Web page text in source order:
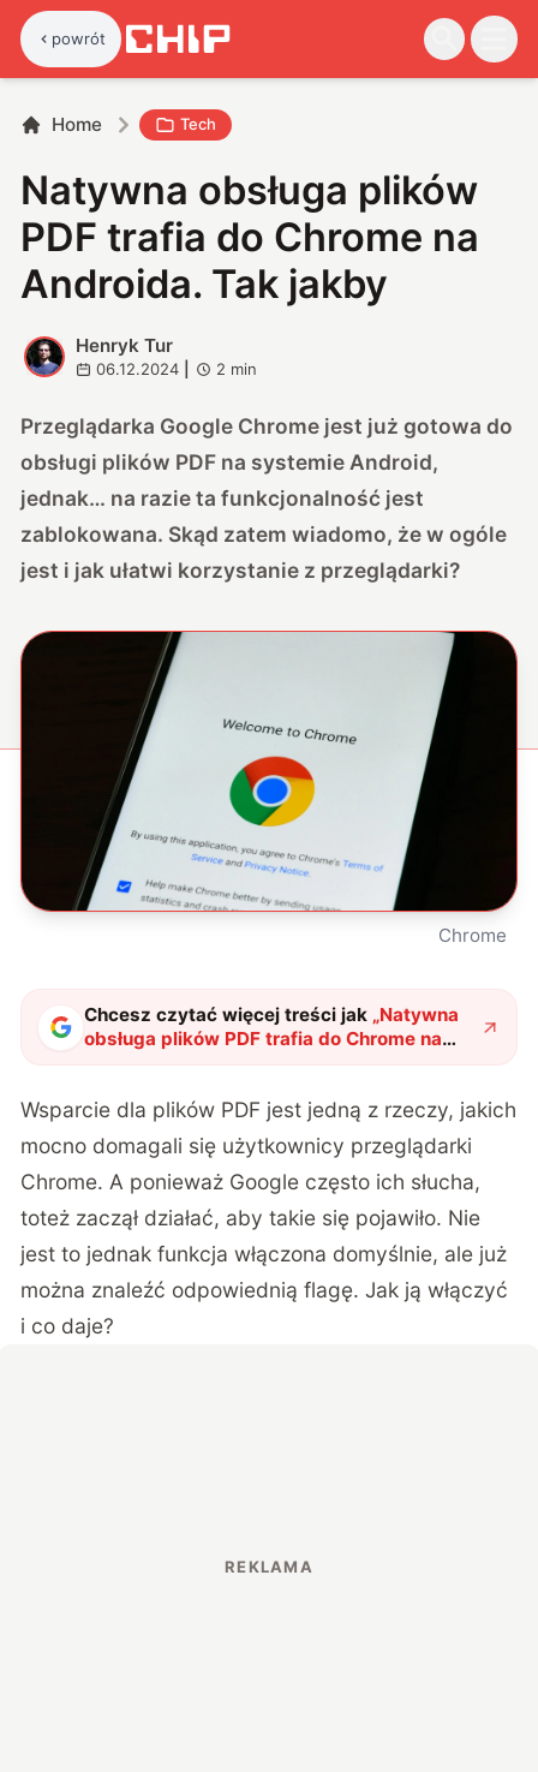
powrót
Home Tech
Natywna obsługa plików
PDF trafia do Chrome na
Androida. Tak jakby
H
Henryk Tur
06.12.2024 2 min
Przeglądarka Google Chrome jest już gotowa do
obsługi plików PDF na systemie Android,
jednak… na razie ta funkcjonalność jest
zablokowana. Skąd zatem wiadomo, że w ogóle
jest i jak ułatwi korzystanie z przeglądarki?
Chrome
Chcesz czytać więcej treści jak „Natywna
obsługa plików PDF trafia do Chrome na
Androida. Tak jakby"?
Wsparcie dla plików PDF jest jedną z rzeczy, jakich
mocno domagali się użytkownicy przeglądarki
Chrome. A ponieważ Google często ich słucha,
toteż zaczął działać, aby takie się pojawiło. Nie
jest to jednak funkcja włączona domyślnie, ale już
można znaleźć odpowiednią flagę. Jak ją włączyć
i co daje?